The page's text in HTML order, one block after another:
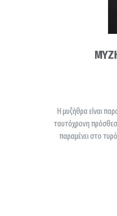
Η μυζήθρα είναι
ταυτόχρονη
παραμένει στο